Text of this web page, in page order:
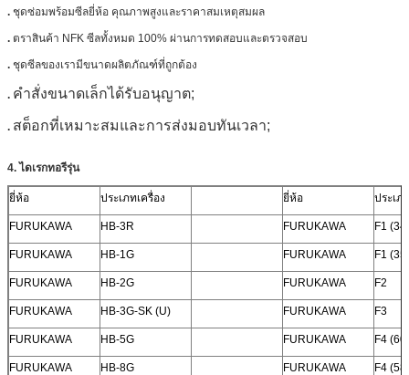
. ชุดซ่อมพร้อมซีลยี่ห้อ คุณภาพสูงและราคาสมเหตุสมผล
. ตราสินค้า NFK ซีลทั้งหมด 100% ผ่านการทดสอบและตรวจสอบ
. ชุดซีลของเรามีขนาดผลิตภัณฑ์ที่ถูกต้อง
. คำสั่งขนาดเล็กได้รับอนุญาต;
. สต็อกที่เหมาะสมและการส่งมอบทันเวลา;
4. ไดเรกทอรีรุ่น
ยี่ห้อ ประเภทเครื่อง ยี่ห้อ ประเภ
FURUKAWA HB-3R FURUKAWA F1 (34)
FURUKAWA HB-1G FURUKAWA F1 (35)
FURUKAWA HB-2G FURUKAWA F2
FURUKAWA HB-3G-SK (U) FURUKAWA F3
FURUKAWA HB-5G FURUKAWA F4 (60)
FURUKAWA HB-8G FURUKAWA F4 (58)